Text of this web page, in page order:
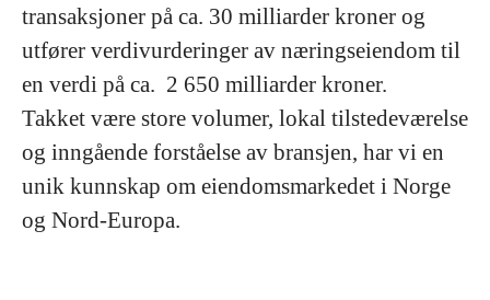
transaksjoner på ca. 30 milliarder kroner og
utfører verdivurderinger av næringseiendom til
en verdi på ca. 2 650 milliarder kroner.
Takket være store volumer, lokal tilstedeværelse
og inngående forståelse av bransjen, har vi en
unik kunnskap om eiendomsmarkedet i Norge
og Nord-Europa.